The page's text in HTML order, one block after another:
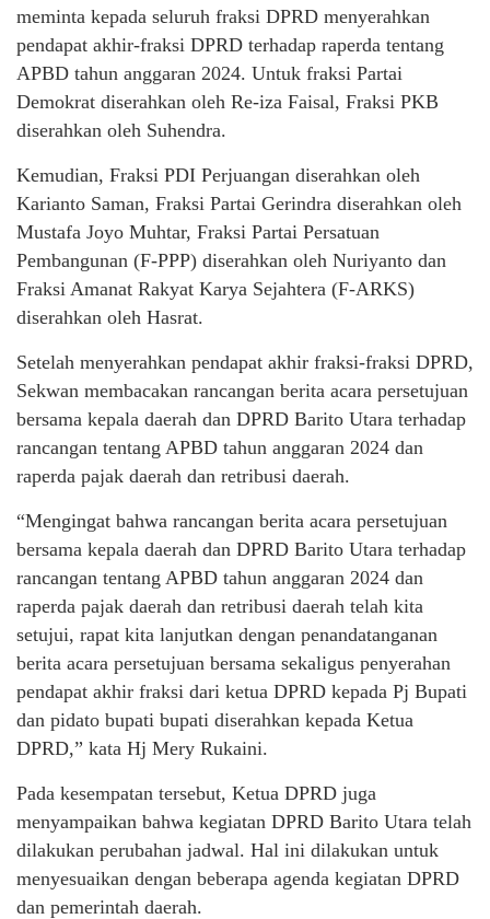
meminta kepada seluruh fraksi DPRD menyerahkan
pendapat akhir-fraksi DPRD terhadap raperda tentang
APBD tahun anggaran 2024. Untuk fraksi Partai
Demokrat diserahkan oleh Re-iza Faisal, Fraksi PKB
diserahkan oleh Suhendra.
Kemudian, Fraksi PDI Perjuangan diserahkan oleh
Karianto Saman, Fraksi Partai Gerindra diserahkan oleh
Mustafa Joyo Muhtar, Fraksi Partai Persatuan
Pembangunan (F-PPP) diserahkan oleh Nuriyanto dan
Fraksi Amanat Rakyat Karya Sejahtera (F-ARKS)
diserahkan oleh Hasrat.
Setelah menyerahkan pendapat akhir fraksi-fraksi DPRD,
Sekwan membacakan rancangan berita acara persetujuan
bersama kepala daerah dan DPRD Barito Utara terhadap
rancangan tentang APBD tahun anggaran 2024 dan
raperda pajak daerah dan retribusi daerah.
“Mengingat bahwa rancangan berita acara persetujuan
bersama kepala daerah dan DPRD Barito Utara terhadap
rancangan tentang APBD tahun anggaran 2024 dan
raperda pajak daerah dan retribusi daerah telah kita
setujui, rapat kita lanjutkan dengan penandatanganan
berita acara persetujuan bersama sekaligus penyerahan
pendapat akhir fraksi dari ketua DPRD kepada Pj Bupati
dan pidato bupati bupati diserahkan kepada Ketua
DPRD,” kata Hj Mery Rukaini.
Pada kesempatan tersebut, Ketua DPRD juga
menyampaikan bahwa kegiatan DPRD Barito Utara telah
dilakukan perubahan jadwal. Hal ini dilakukan untuk
menyesuaikan dengan beberapa agenda kegiatan DPRD
dan pemerintah daerah.